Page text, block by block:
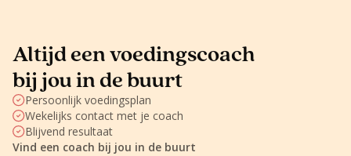
Altijd een voedingscoach
bij jou in de buurt
Persoonlijk voedingsplan
Wekelijks contact met je coach
Blijvend resultaat
Vind een coach bij jou in de buurt